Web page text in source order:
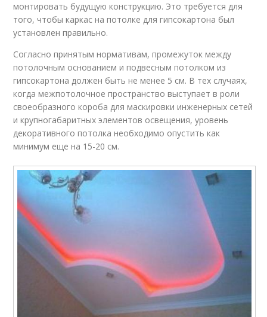
монтировать будущую конструкцию. Это требуется для
того, чтобы каркас на потолке для гипсокартона был
установлен правильно.
Согласно принятым нормативам, промежуток между
потолочным основанием и подвесным потолком из
гипсокартона должен быть не менее 5 см. В тех случаях,
когда межпотолочное пространство выступает в роли
своеобразного короба для маскировки инженерных сетей
и крупногабаритных элементов освещения, уровень
декоративного потолка необходимо опустить как
минимум еще на 15-20 см.